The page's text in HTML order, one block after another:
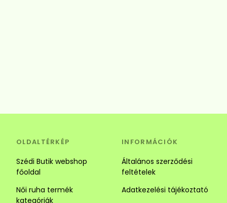
OLDALTÉRKÉP
Szédi Butik webshop
főoldal
Női ruha termék
kategóriák
INFORMÁCIÓK
Általános szerződési
feltételek
Adatkezelési tájékoztató